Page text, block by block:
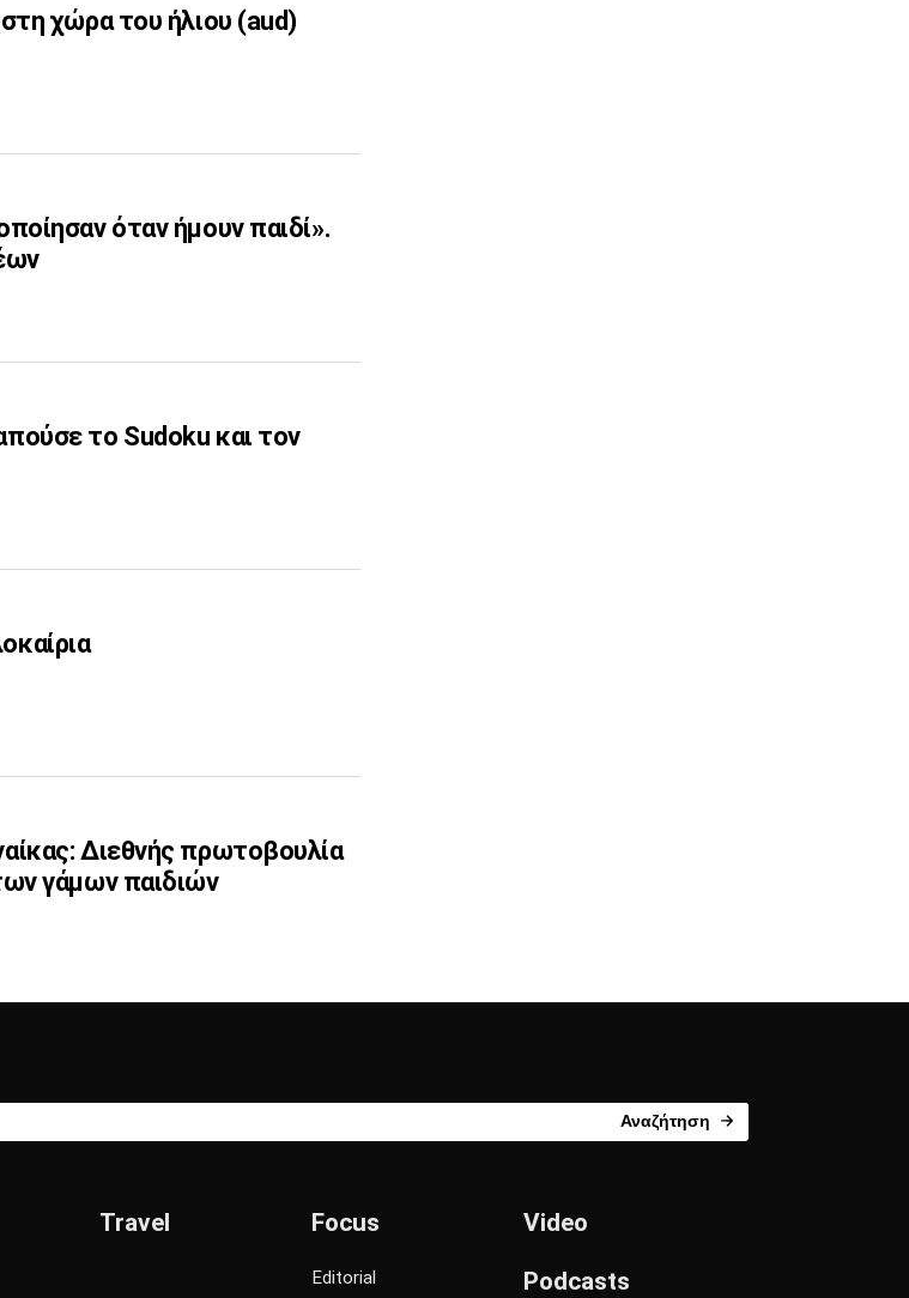
χώρα του ήλιου (aud)
όταν ήμουν παιδί».
το Sudoku και τον
Διεθνής πρωτοβουλία
γάμων παιδιών
Αναζήτηση
Travel Focus
Editorial
Video
Podcasts